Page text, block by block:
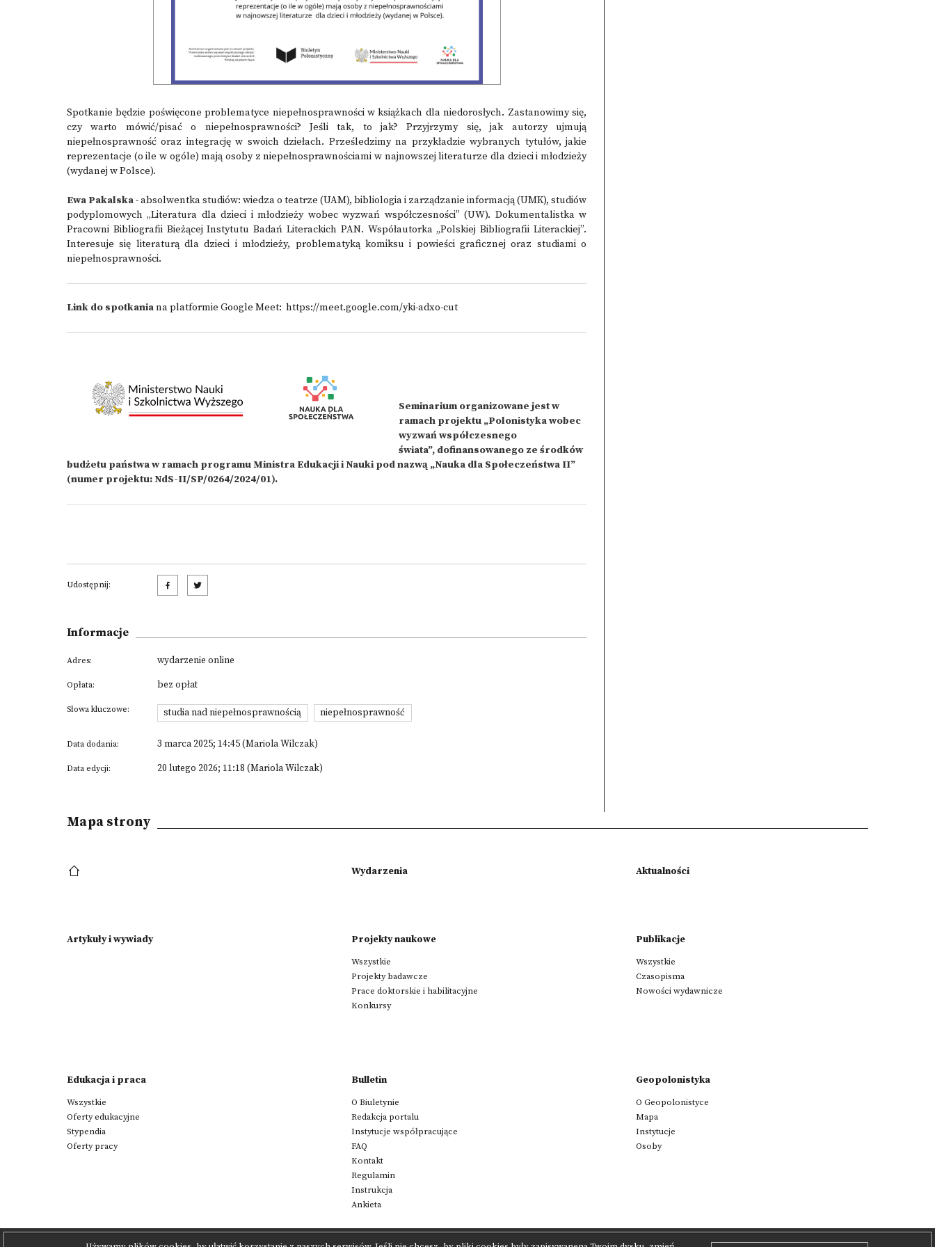
Spotkanie będzie poświęcone problematyce niepełnosprawności w książkach dla niedorosłych. Zastanowimy się,
czy warto mówić/pisać o niepełnosprawności? Jeśli tak, to jak? Przyjrzymy się, jak autorzy ujmują
niepełnosprawność oraz integrację w swoich dziełach. Prześledzimy na przykładzie wybranych tytułów, jakie
reprezentacje (o ile w ogóle) mają osoby z niepełnosprawnościami w najnowszej literaturze dla dzieci i młodzieży
(wydanej w Polsce).
Ewa Pakalska- absolwentka studiów: wiedza o teatrze (UAM), bibliologia i zarządzanie informacją (UMK), studiów
podyplomowych „Literatura dla dzieci i młodzieży wobec wyzwań współczesności” (UW). Dokumentalistka w
Pracowni Bibliografii Bieżącej Instytutu Badań Literackich PAN. Współautorka „Polskiej Bibliografii Literackiej”.
Interesuje się literaturą dla dzieci i młodzieży, problematyką komiksu i powieści graficznej oraz studiami o
niepełnosprawności.
Link do spotkaniana platformie Google Meet: https://meet.google.com/yki-adxo-cut
Seminarium organizowane jest w
ramach projektu „Polonistyka wobec
wyzwań współczesnego
świata”, dofinansowanego ze środków
budżetu państwa w ramach programu Ministra Edukacji i Nauki pod nazwą „Nauka dla Społeczeństwa II”
(numer projektu: NdS-II/SP/0264/2024/01).
Udostępnij:
Informacje
Adres: wydarzenie online
Opłata: bez opłat
Słowa kluczowe: studia nad niepełnosprawnością niepełnosprawność
Data dodania: 3 marca 2025; 14:45 (Mariola Wilczak)
Data edycji: 20 lutego 2026; 11:18 (Mariola Wilczak)
Mapa strony
Wydarzenia Aktualności
Artykuły i wywiady Projekty naukowe
Wszystkie
Projekty badawcze
Prace doktorskie i habilitacyjne
Konkursy
Publikacje
Wszystkie
Czasopisma
Nowości wydawnicze
Edukacja i praca
Wszystkie
Oferty edukacyjne
Stypendia
Oferty pracy
Bulletin
O Biuletynie
Redakcja portalu
Instytucje współpracujące
FAQ
Kontakt
Regulamin
Instrukcja
Ankieta
Geopolonistyka
O Geopolonistyce
Mapa
Instytucje
Osoby